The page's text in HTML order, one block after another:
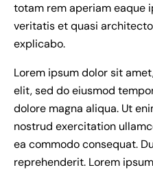
totam rem aperiam eaque
veritatis et quasi
explicabo.
Lorem ipsum dolor sit
elit, sed do eiusmod
dolore magna aliqua. Ut
nostrud exercitation
ea commodo consequat.
reprehenderit. Lorem